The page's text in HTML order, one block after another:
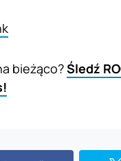
bieżąco?Śledź